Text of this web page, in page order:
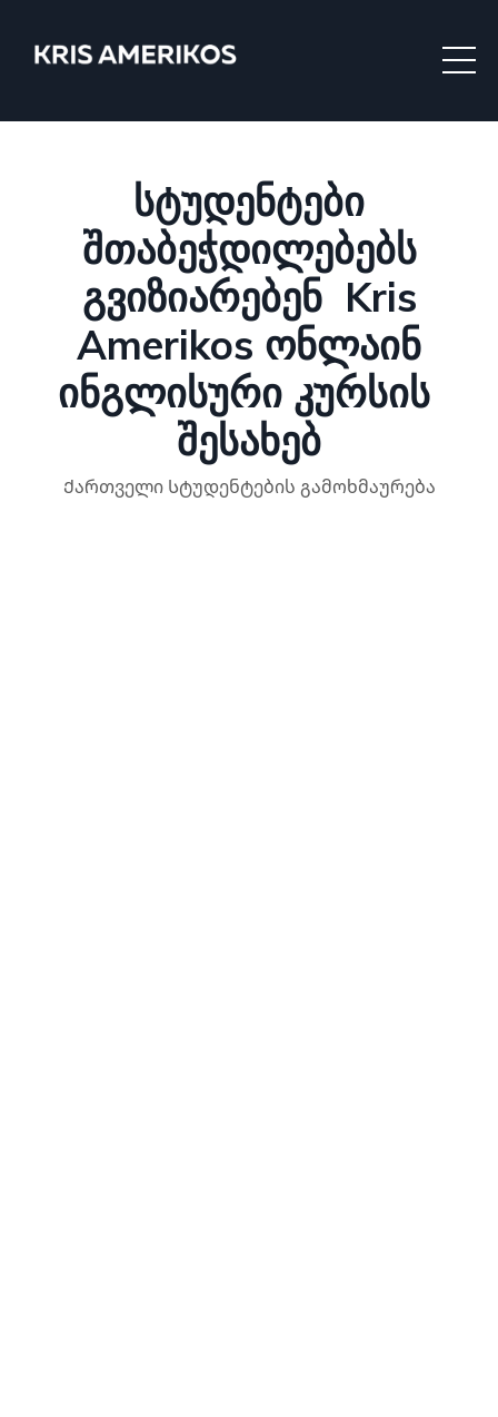
სტუდენტები
შთაბეჭდილებებს
გვიზიარებენ Kris
Amerikos ონლაინ
ინგლისური კურსის
შესახებ
Ქართველი Სტუდენტების გამოხმაურება